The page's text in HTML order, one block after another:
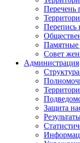
Перечень
Перепись
Памятные
Совет
Администрация
Защита